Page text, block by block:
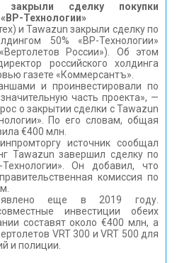
закрыли сделку покупки
Технологии»
и Tawazun закрыли сделку по
50% «ВР-Технологии»
России»). Об этом
российского холдинга
газете «Коммерсантъ».
и проинвестировали по
часть проекта», —
о закрытии сделки с Tawazun
По его словам, общая
€400 млн.
источник сообщал
Tawazun завершил сделку по
Он добавил, что
комиссия по
еще в 2019 году.
инвестиции обеих
составят около €400 млн, а
VRT 300 и VRT 500 для
и полиции.